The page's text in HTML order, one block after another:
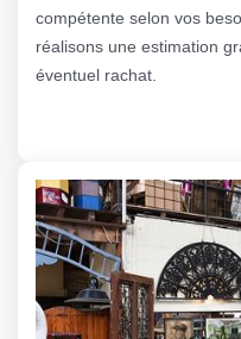
compétente selon vos
réalisons une estimation
éventuel rachat.